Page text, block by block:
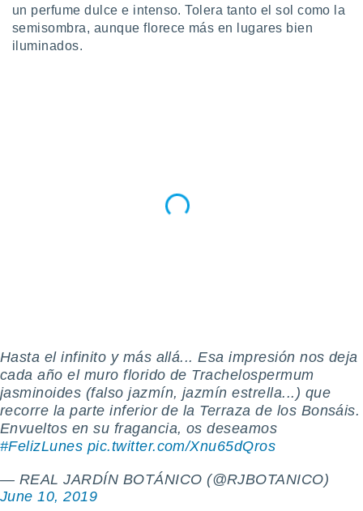
no
Puedes
acceder a
traten tus
en
interés
a lo que
Para
su
datos
un perfume dulce e intenso. Tolera tanto el sol como la
semisombra, aunque florece más en lugares bien
iluminados.
Hasta el infinito y más allá... Esa impresión nos deja
cada año el muro florido de Trachelospermum
jasminoides (falso jazmín, jazmín estrella...) que
recorre la parte inferior de la Terraza de los Bonsáis.
Envueltos en su fragancia, os deseamos
#FelizLunes pic.twitter.com/Xnu65dQros
— REAL JARDÍN BOTÁNICO (@RJBOTANICO)
June 10, 2019